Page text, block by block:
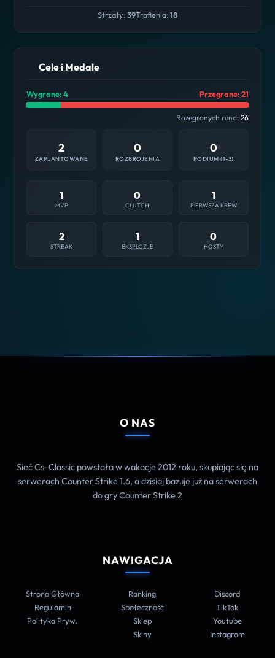
Strzały:39Trafienia:18
Cele i Medale
Wygrane: 4 Przegrane: 21
Rozegranych rund: 26
2
ZAPLANTOWANE
0
ROZBROJENIA
0
PODIUM (1-3)
1
MVP
0
CLUTCH
1
PIERWSZA KREW
2
STREAK
1
EKSPLOZJE
0
HOSTY
O NAS
Sieć Cs-Classic powstała w wakacje 2012 roku, skupiając się na
serwerach Counter Strike 1.6, a dzisiaj bazuje już na serwerach
do gry Counter Strike 2
NAWIGACJA
Strona Główna
Regulamin
Polityka Pryw.
Ranking
Społeczność
Sklep
Skiny
Discord
TikTok
Youtube
Instagram